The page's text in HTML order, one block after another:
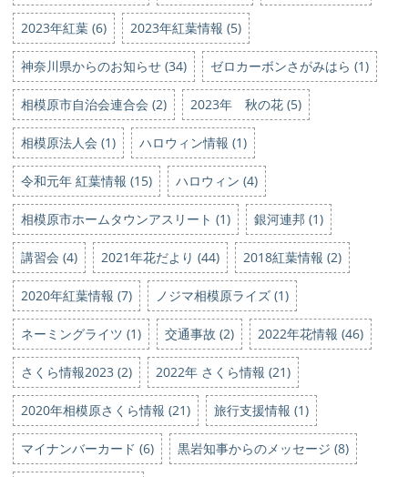
2023年紅葉 (6) 2023年紅葉情報 (5)
神奈川県からのお知らせ (34) ゼロカーボンさがみはら (1)
相模原市自治会連合会 (2) 2023年 秋の花 (5)
相模原法人会 (1) ハロウィン情報 (1)
令和元年 紅葉情報 (15) ハロウィン (4)
相模原市ホームタウンアスリート (1) 銀河連邦 (1)
講習会 (4) 2021年花だより (44) 2018紅葉情報 (2)
2020年紅葉情報 (7) ノジマ相模原ライズ (1)
ネーミングライツ (1) 交通事故 (2) 2022年花情報 (46)
さくら情報2023 (2) 2022年 さくら情報 (21)
2020年相模原さくら情報 (21) 旅行支援情報 (1)
マイナンバーカード (6) 黒岩知事からのメッセージ (8)